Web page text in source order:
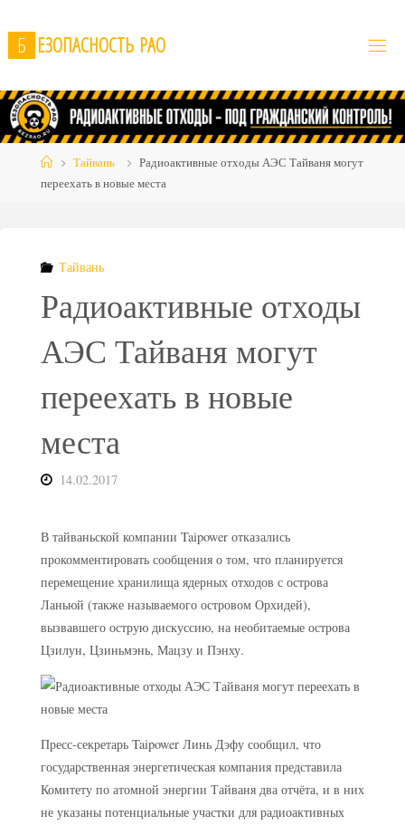
to
content
Б ЕЗОПАСНОСТЬ РАО
HomeТайвань
Радиоактивные отходы АЭС Тайваня могут
переехать в новые места
Тайвань
Радиоактивные отходы
АЭС Тайваня могут
переехать в новые
места
14.02.2017
В тайваньской компании Taipower отказались
прокомментировать сообщения о том, что планируется
перемещение хранилища ядерных отходов с острова
Ланьюй (также называемого островом Орхидей),
вызвавшего острую дискуссию, на необитаемые острова
Цзилун, Цзиньмэнь, Мацзу и Пэнху.
Пресс-секретарь Taipower Линь Дэфу сообщил, что
государственная энергетическая компания представила
Комитету по атомной энергии Тайваня два отчёта, и в них
не указаны потенциальные участки для радиоактивных